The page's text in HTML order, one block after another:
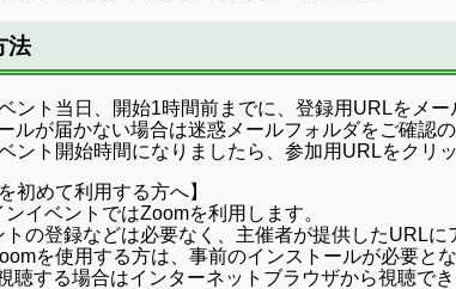
法
ベント当日、開始1時間前までに、登録用URLをメー
が届かない場合は迷惑メールフォルダをご確認の
ベント開始時間になりましたら、参加用URLをクリ
初めて利用する方へ】
ンイベントではZoomを利用します。
トの登録などは必要なく、主催者が提供したURL
を使用する方は、事前のインストールが必要と
聴する場合はインターネットブラウザから視聴で